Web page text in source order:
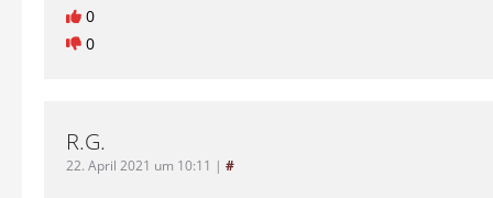
0
0
R.G.
22. April 2021 um 10:11 | #